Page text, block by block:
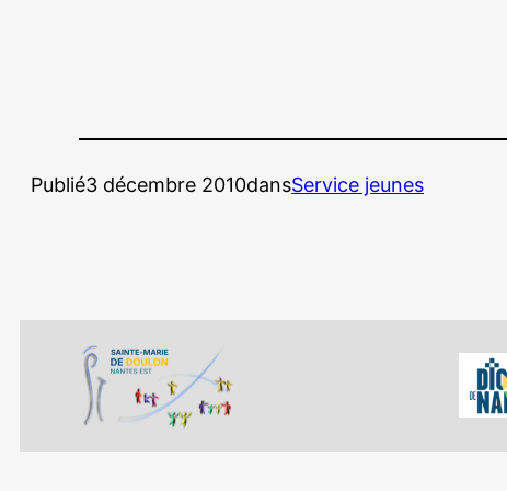
Publié3 décembre 2010dansService jeunes